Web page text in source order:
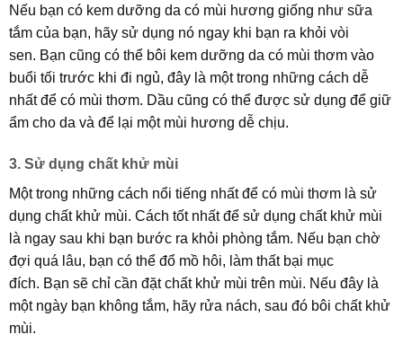
Nếu bạn có kem dưỡng da có mùi hương giống như sữa
tắm của bạn, hãy sử dụng nó ngay khi bạn ra khỏi vòi
sen. Bạn cũng có thể bôi kem dưỡng da có mùi thơm vào
buổi tối trước khi đi ngủ, đây là một trong những cách dễ
nhất để có mùi thơm. Dầu cũng có thể được sử dụng để giữ
ẩm cho da và để lại một mùi hương dễ chịu.
3. Sử dụng chất khử mùi
Một trong những cách nổi tiếng nhất để có mùi thơm là sử
dụng chất khử mùi. Cách tốt nhất để sử dụng chất khử mùi
là ngay sau khi bạn bước ra khỏi phòng tắm. Nếu bạn chờ
đợi quá lâu, bạn có thể đổ mồ hôi, làm thất bại mục
đích. Bạn sẽ chỉ cần đặt chất khử mùi trên mùi. Nếu đây là
một ngày bạn không tắm, hãy rửa nách, sau đó bôi chất khử
mùi.